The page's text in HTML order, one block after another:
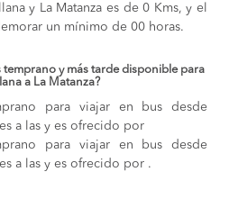
y La Matanza es de 0 Kms, y el
un mínimo de 00 horas.
temprano y más tarde disponible para
a La Matanza?
para viajar en bus desde
a las y es ofrecido por
para viajar en bus desde
a las y es ofrecido por .